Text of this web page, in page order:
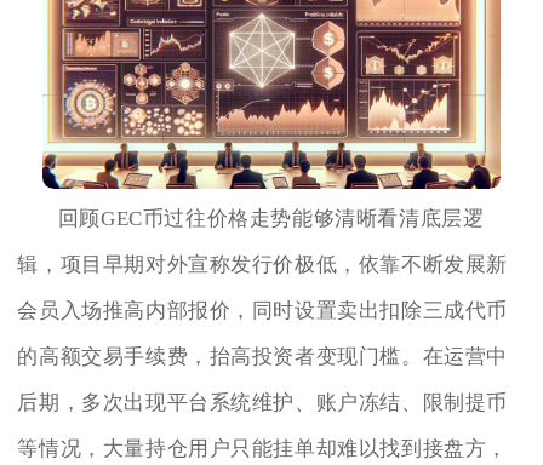
回顾GEC币过往价格走势能够清晰看清底层逻
辑，项目早期对外宣称发行价极低，依靠不断发展新
会员入场推高内部报价，同时设置卖出扣除三成代币
的高额交易手续费，抬高投资者变现门槛。在运营中
后期，多次出现平台系统维护、账户冻结、限制提币
等情况，大量持仓用户只能挂单却难以找到接盘方，